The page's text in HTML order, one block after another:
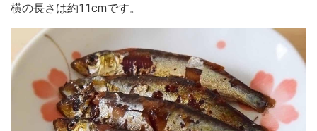
横の長さは約11cmです。